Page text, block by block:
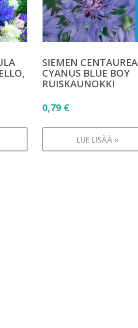
SIEMEN CENTAUREA
CYANUS BLUE BOY
RUISKAUNOKKI
0,79 €
LUE LISÄÄ »